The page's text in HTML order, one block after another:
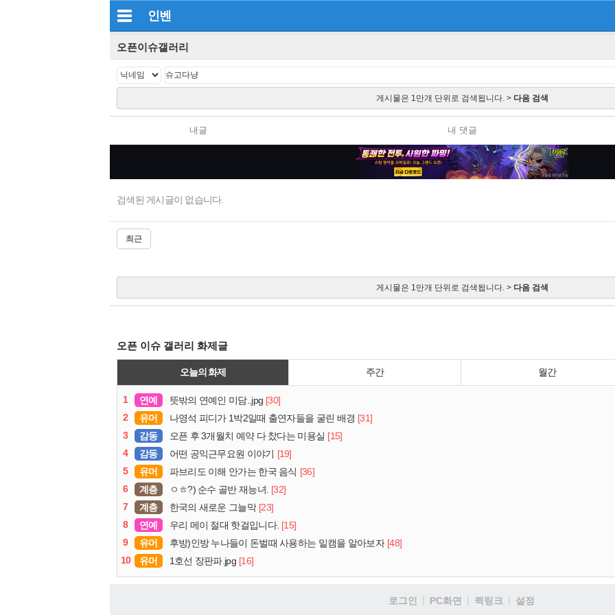
인벤
오픈이슈갤러리
게시물은 1만개 단위로 검색됩니다. > 다음 검색
내글 내 댓글
검색된 게시글이 없습니다.
최근
게시물은 1만개 단위로 검색됩니다. > 다음 검색
오픈 이슈 갤러리 화제글
오늘의 화제 주간 월간
1 연예 뜻밖의 연예인 미담..jpg [30]
2
유머 나영석 피디가 1박2일때 출연자들을 굴린 배경 [31]
3
감동 오픈 후 3개월치 예약 다 찼다는 미용실 [15]
4
감동 어떤 공익근무요원 이야기 [19]
5
유머 파브리도 이해 안가는 한국 음식 [36]
6
계층 ㅇㅎ?) 순수 골반 재능녀. [32]
7
계층 한국의 새로운 그늘막 [23]
8
연예 우리 메이 절대 핫걸입니다. [15]
9
유머 후방)인방 누나들이 돈벌때 사용하는 밑캠을 알아보자 [48]
10
유머 1호선 장판파.jpg [16]
로그인 PC화면 퀵링크
설정